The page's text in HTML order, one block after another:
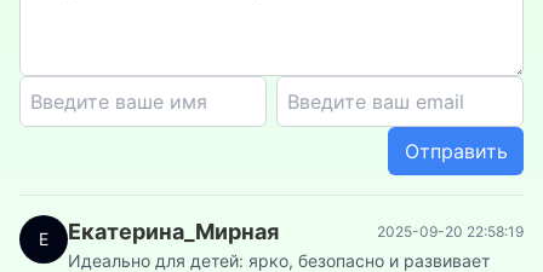
Geometry
Dash:
Ледяная Нова
Отправить
Е Екатерина_Мирная 2025-09-20 22:58:19
Идеально для детей: ярко, безопасно и развивает